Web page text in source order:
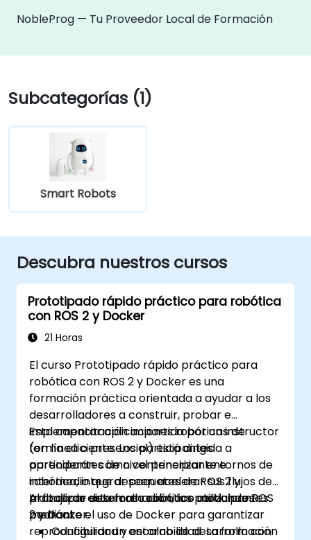
NobleProg — Tu Proveedor Local de Formación
Subcategorías (1)
Smart Robots
Descubra nuestros cursos
Prototipado rápido práctico para robótica
con ROS 2 y Docker
21 Horas
El curso Prototipado rápido práctico para
robótica con ROS 2 y Docker es una
formación práctica orientada a ayudar a los
desarrolladores a construir, probar e
implementar aplicaciones robóticas de
forma eficiente. Los participantes
aprenderán cómo contenerizar entornos de
robótica, integrar paquetes de ROS 2 y
prototipar sistemas robóticos modulares
mediante el uso de Docker para garantizar
reproducibilidad y escalabilidad. La formación
Esta capacitación impartida por un instructor
(en línea o presencial) está dirigida a
participantes de nivel principiante e
intermedio que deseen acelerar sus flujos de
trabajo de desarrollo robótico utilizando ROS
2 y Docker.
Al finalizar esta formación, los participantes
podrán:
Configurar un entorno de desarrollo con